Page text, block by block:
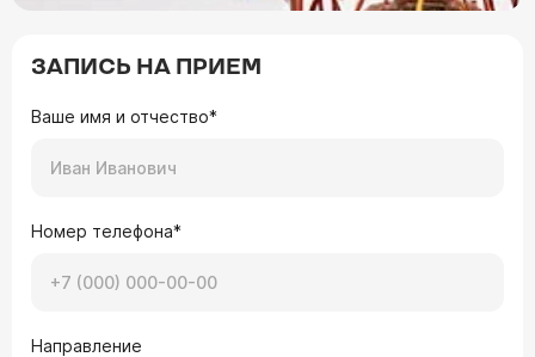
ЗАПИСЬ НА ПРИЕМ
Ваше имя и отчество*
Номер телефона*
Направление